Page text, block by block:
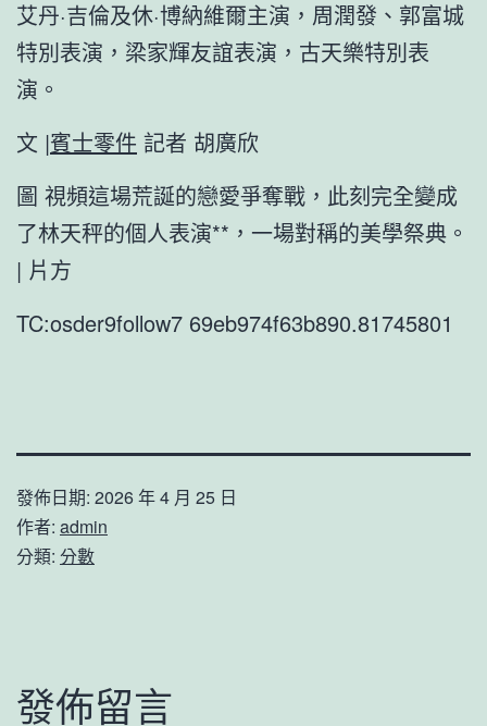
艾丹·吉倫及休·博納維爾主演，周潤發、郭富城
特別表演，梁家輝友誼表演，古天樂特別表
演。
文 |賓士零件 記者 胡廣欣
圖 視頻這場荒誕的戀愛爭奪戰，此刻完全變成
了林天秤的個人表演**，一場對稱的美學祭典。
| 片方
TC:osder9follow7 69eb974f63b890.81745801
發佈日期: 2026 年 4 月 25 日
作者: admin
分類: 分數
發佈留言